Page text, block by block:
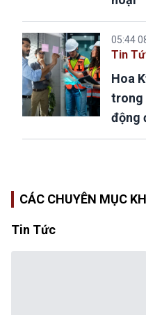
05:44
Tin
Hoa
trong
động
CÁC CHUYÊN MỤC
Tin Tức